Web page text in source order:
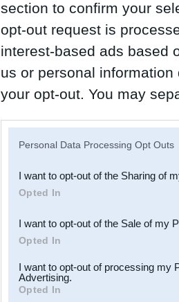
section to confirm your
opt-out request is
interest-based ads based
us or personal
your opt-out. You may
Downstream Participants
third parties.
Personal Data Processing Opt Outs
I want to opt-out of the Sharing of
Opted In
I want to opt-out of the Sale of my
Opted In
I want to opt-out of processing my
Advertising.
Opted In